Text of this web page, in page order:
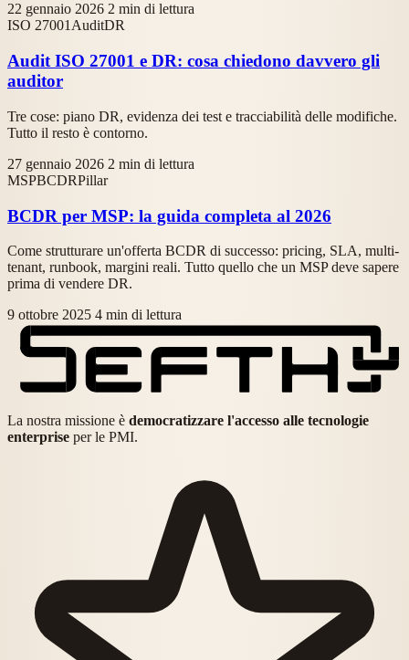
22 gennaio 2026 2 min di lettura
ISO 27001AuditDR
Audit ISO 27001 e DR: cosa chiedono davvero gli
auditor
Tre cose: piano DR, evidenza dei test e tracciabilità delle modifiche.
Tutto il resto è contorno.
27 gennaio 2026 2 min di lettura
MSPBCDRPillar
BCDR per MSP: la guida completa al 2026
Come strutturare un'offerta BCDR di successo: pricing, SLA, multi-
tenant, runbook, margini reali. Tutto quello che un MSP deve sapere
prima di vendere DR.
9 ottobre 2025 4 min di lettura
La nostra missione è democratizzare l'accesso alle tecnologie
enterprise per le PMI.